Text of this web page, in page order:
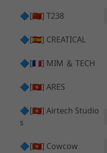
彈匣釋放鈕 ⧸ Mag Releas
推嘴 ⧸ Nozzle
🔷[🇨🇳] T238
電子扳機
發光器
🔷[🇪🇸] CREATICAL
🔷[🇫🇷] MIM ＆ TECH
🔷[🇭🇰] ARES
🔷[🇭🇰] Airtech Studio
s
VFC
🔷[🇭🇰] Cowcow